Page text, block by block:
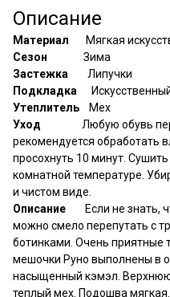
Описание
Материал
Мягкая
Сезон Зима
Застежка Липучки
Подкладка
Утеплитель
Мех
Уход
Любую обувь
рекомендуется обработать
просохнуть 10 минут.
комнатной температуре.
и чистом виде.
Описание
Если не знать,
можно смело перепутать с
ботинками. Очень приятные
мешочки Руно выполнены в
насыщенный кэмэл.
теплый мех. Подошва